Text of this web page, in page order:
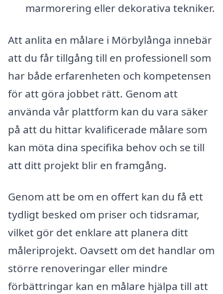
marmorering eller dekorativa tekniker.
Att anlita en målare i Mörbylånga innebär
att du får tillgång till en professionell som
har både erfarenheten och kompetensen
för att göra jobbet rätt. Genom att
använda vår plattform kan du vara säker
på att du hittar kvalificerade målare som
kan möta dina specifika behov och se till
att ditt projekt blir en framgång.
Genom att be om en offert kan du få ett
tydligt besked om priser och tidsramar,
vilket gör det enklare att planera ditt
måleriprojekt. Oavsett om det handlar om
större renoveringar eller mindre
förbättringar kan en målare hjälpa till att